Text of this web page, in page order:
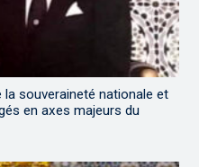
souveraineté nationale et
en axes majeurs du